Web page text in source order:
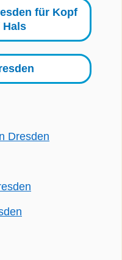
für Kopf
Hals
Dresden